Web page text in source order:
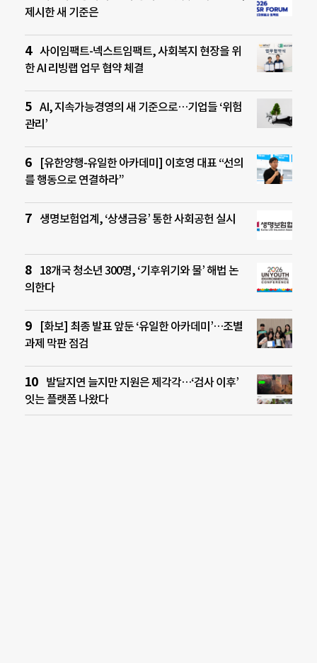
제시한 새 기준은
사이임팩트-넥스트임팩트, 사회복지 현장을 위
한 AI 리빙랩 업무 협약 체결
AI, 지속가능경영의 새 기준으로…기업들 ‘위험
관리’
[유한양행-유일한 아카데미] 이호영 대표 “선의
를 행동으로 연결하라”
생명보험업계, ‘상생금융’ 통한 사회공헌 실시
18개국 청소년 300명, ‘기후위기와 물’ 해법 논
의한다
[화보] 최종 발표 앞둔 ‘유일한 아카데미’…조별
과제 막판 점검
발달지연 늘지만 지원은 제각각…‘검사 이후’
잇는 플랫폼 나왔다